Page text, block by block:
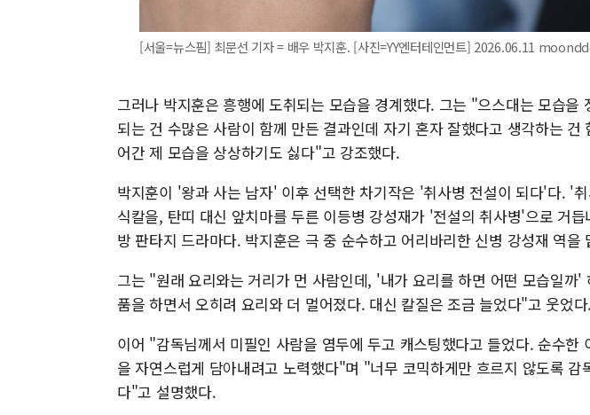
[서울=뉴스핌] 최문선 기자 = 배우 박지훈. [사진=YY엔터테인먼트] 2026.06.11
그러나 박지훈은 흥행에 도취되는 모습을 경계했다. 그는 "으스대는 모습을
되는 건 수많은 사람이 함께 만든 결과인데 자기 혼자 잘했다고 생각하는
어간 제 모습을 상상하기도 싫다"고 강조했다.
박지훈이 '왕과 사는 남자' 이후 선택한 차기작은 '취사병 전설이 되다'다. '
식칼을, 탄띠 대신 앞치마를 두른 이등병 강성재가 '전설의 취사병'으로 거
방 판타지 드라마다. 박지훈은 극 중 순수하고 어리바리한 신병 강성재 역을
그는 "원래 요리와는 거리가 먼 사람인데, '내가 요리를 하면 어떤 모습일까
품을 하면서 오히려 요리와 더 멀어졌다. 대신 칼질은 조금 늘었다"고 웃었다.
이어 "감독님께서 미필인 사람을 염두에 두고 캐스팅했다고 들었다. 순수한
을 자연스럽게 담아내려고 노력했다"며 "너무 코믹하게만 흐르지 않도록 감
다"고 설명했다.